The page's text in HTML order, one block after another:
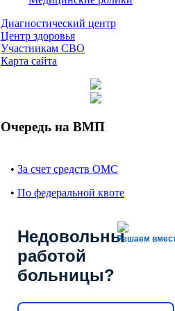
Диагностический центр
Центр здоровья
Участникам СВО
Карта сайта
Очередь на ВМП
• За счет средств ОМС
• По федеральной квоте
Решаем
Недовольны
работой
больницы?